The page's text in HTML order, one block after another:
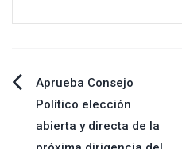
Navegación
de
Aprueba Consejo
Político elección
abierta y directa de la